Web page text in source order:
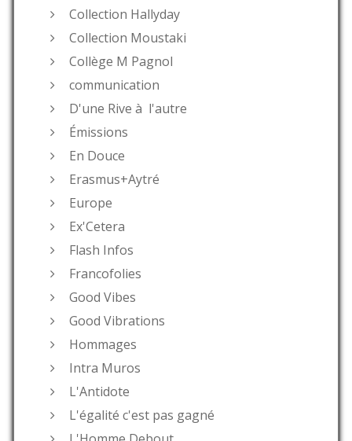
Collection Hallyday
Collection Moustaki
Collège M Pagnol
communication
D'une Rive à l'autre
Émissions
En Douce
Erasmus+Aytré
Europe
Ex'Cetera
Flash Infos
Francofolies
Good Vibes
Good Vibrations
Hommages
Intra Muros
L'Antidote
L'égalité c'est pas gagné